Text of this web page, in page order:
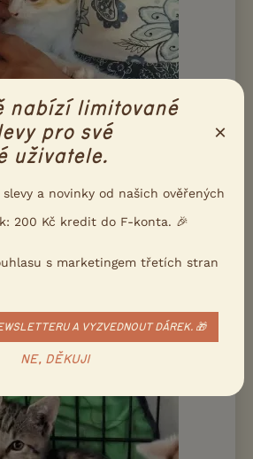
v půlce května 2026, (ev. číslo
........, kastrace v dospělosti je
koťátka jsme přijali z jedné fabriky v
hledá nový domov
nabízí limitované
pro své
uživatele.
×
a novinky od našich ověřených
200 Kč kredit do F-konta. 🎉
s marketingem třetích stran
A VYZVEDNOUT DÁREK. 🎁
NE, DĚKUJI